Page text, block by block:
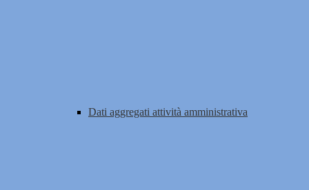
Dati aggregati attività amministrativa